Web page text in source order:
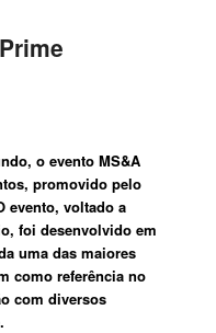
o evento MS&A
promovido pelo
evento, voltado a
foi desenvolvido em
uma das maiores
como referência no
com diversos